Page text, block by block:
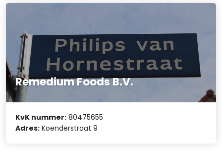
Remedium Foods B.V.
KvK nummer: 80475655
Adres: Koenderstraat 9